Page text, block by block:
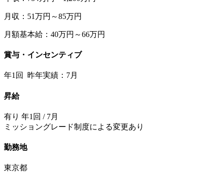
月収：51万円～85万円
月額基本給：40万円～66万円
賞与・インセンティブ
年1回 昨年実績：7月
昇給
有り 年1回 / 7月
ミッショングレード制度による変更あり
勤務地
東京都